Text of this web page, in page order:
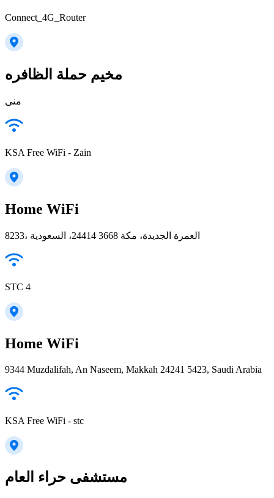
Connect_4G_Router
مخيم حملة الظافره
منى
KSA Free WiFi - Zain
Home WiFi
8233، العمرة الجديدة، مكة 24414 3668، السعودية
STC 4
Home WiFi
9344 Muzdalifah, An Naseem, Makkah 24241 5423, Saudi Arabia
KSA Free WiFi - stc
مستشفى حراء العام